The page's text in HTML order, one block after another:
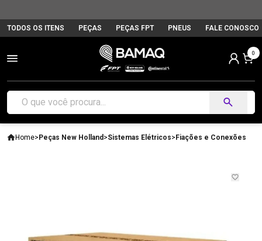
TODOS OS ITENS PEÇAS PEÇAS FPT PNEUS FALE CONOSCO
0
Home>Peças New Holland >Sistemas Elétricos>Fiações e Conexões